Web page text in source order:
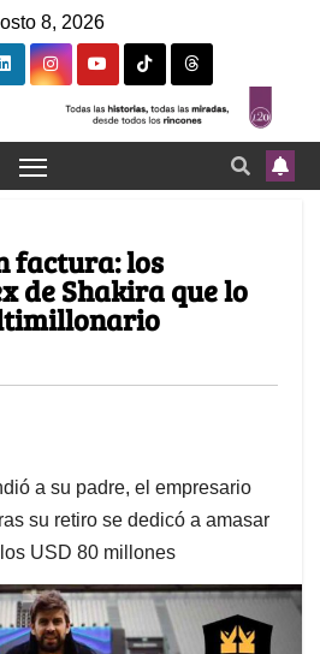
8, 2026
factura: los
de Shakira que lo
a su padre, el empresario
su retiro se dedicó a amasar
USD 80 millones